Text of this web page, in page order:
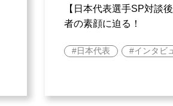
【日本代表選手SP対談
者の素顔に迫る！
日本代表 インタビ